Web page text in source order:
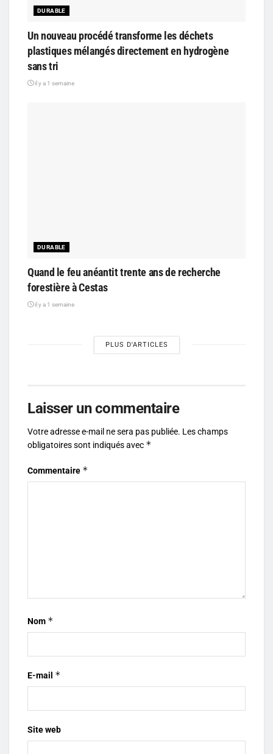
DURABLE
Un nouveau procédé transforme les déchets
plastiques mélangés directement en hydrogène
sans tri
il y a 1 semaine
DURABLE
Quand le feu anéantit trente ans de recherche
forestière à Cestas
il y a 1 semaine
PLUS D'ARTICLES
Laisser un commentaire
Votre adresse e-mail ne sera pas publiée. Les champs
obligatoires sont indiqués avec *
Commentaire *
Nom *
E-mail *
Site web